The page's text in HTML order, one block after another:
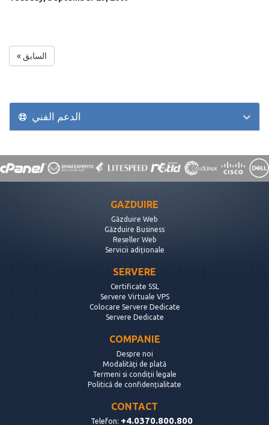
« السابق
الدعم الفني
GAZDUIRE
Găzduire Web
Găzduire Business
Reseller Web
Servicii adiționale
SERVERE
Certificate SSL
Servere Virtuale VPS
Colocare Servere Dedicate
Servere Dedicate
COMPANIE
Despre noi
Modalități de plată
Termeni si condiții legale
Politică de confidențialitate
CONTACT
Telefon: +4.0370.800.800